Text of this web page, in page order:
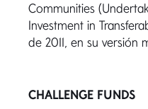
Communities
Investment in
de 2011, en su versión
CHALLENGE FUNDS